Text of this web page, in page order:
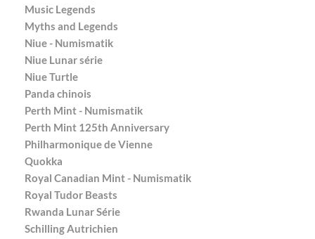
Music Legends
Myths and Legends
Niue - Numismatik
Niue Lunar série
Niue Turtle
Panda chinois
Perth Mint - Numismatik
Perth Mint 125th Anniversary
Philharmonique de Vienne
Quokka
Royal Canadian Mint - Numismatik
Royal Tudor Beasts
Rwanda Lunar Série
Schilling Autrichien